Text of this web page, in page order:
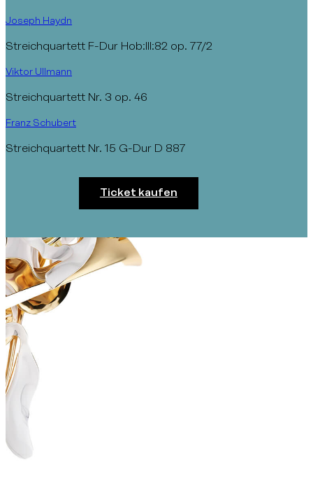
Joseph Haydn
Streichquartett F-Dur Hob:III:82 op. 77/2
Viktor Ullmann
Streichquartett Nr. 3 op. 46
Franz Schubert
Streichquartett Nr. 15 G-Dur D 887
Ticket kaufen